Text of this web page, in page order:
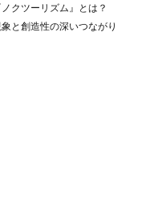
クツーリズム』とは？
と創造性の深いつながり